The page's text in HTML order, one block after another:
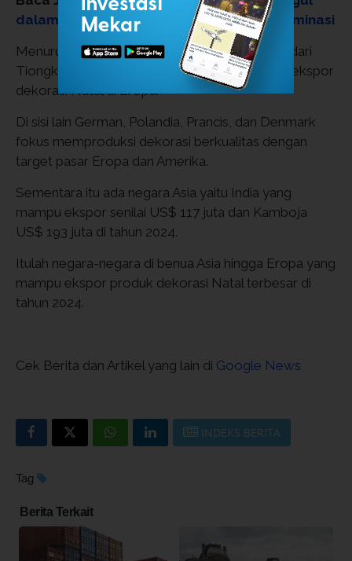
dalam Matematika? Asia Ternyata Mendominasi
Menurut data ini, Belanda yang jauh tertinggal dari
Tiongkok tetap menjadi negara penting untuk ekspor
dekorasi Natal di Eropa.
Di sisi lain German, Polandia, Prancis, dan Denmark
fokus memproduksi dekorasi berkualitas dengan
target pasar Eropa dan Amerika.
Sementara itu ada negara Asia yaitu India yang
mampu ekspor senilai US$ 117 juta dan Kamboja
US$ 193 juta di tahun 2024.
Itulah negara-negara di benua Asia hingga Eropa yang
mampu ekspor produk dekorasi Natal terbesar di
tahun 2024.
Cek Berita dan Artikel yang lain di Google News
INDEKS BERITA
Tag
Berita Terkait